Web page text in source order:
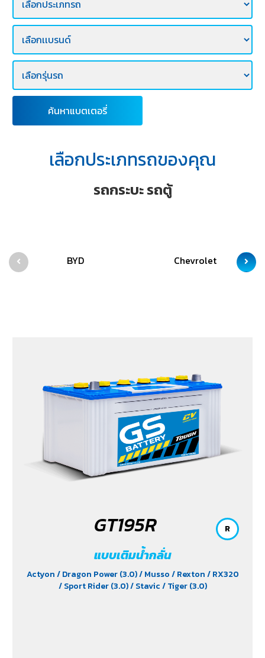
ติดต่อ
เรา
E-
BUSINESS
ค้นหาแบตเตอรี่
เลือกประเภทรถของคุณ
รถกระบะ รถตู้
BYD Chevrolet
GT195R
แบบเติมน้ำกลั่น
Actyon/ Dragon Power (3.0)/ Musso/ Rexton/ RX320
/ Sport Rider (3.0)/ Stavic/ Tiger (3.0)
R